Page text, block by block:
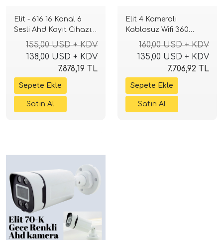
Elit - 616 16 Kanal 6
Sesli Ahd Kayıt Cihazı
Xmeye 4K Pro seri
155,00 USD + KDV
138,00 USD + KDV
7.878,19 TL
Elit 4 Kameralı
Kablosuz Wifi 360
Derece sesli 4 M.p
GeceRenkli Tak Çalıştır
İp Kamera Seti ( 64GB )
160,00 USD + KDV
135,00 USD + KDV
7.706,92 TL